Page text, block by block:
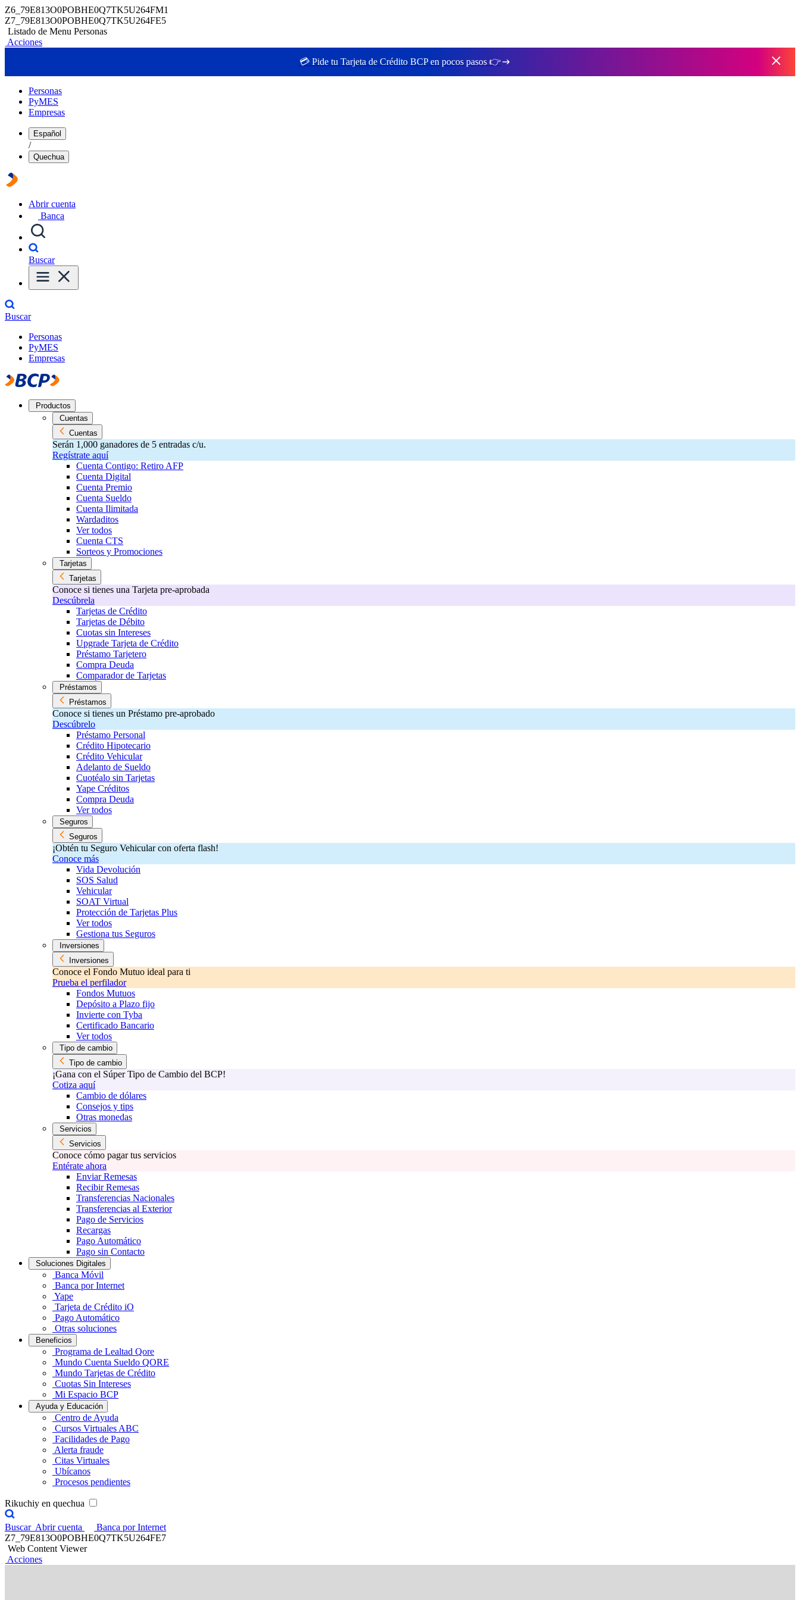
Z6_79E813O0POBHE0Q7TK5U264FM1
Z7_79E813O0POBHE0Q7TK5U264FE5
Listado de Menu Personas
Acciones
💳 Pide tu Tarjeta de Crédito BCP en pocos pasos 👉
Personas
PyMES
Empresas
Español
/
Quechua
Abrir cuenta
Banca
Buscar
Buscar
Personas
PyMES
Empresas
Productos
Cuentas
Cuentas
Serán 1,000 ganadores de 5 entradas c/u.
Regístrate aquí
Cuenta Contigo: Retiro AFP
Cuenta Digital
Cuenta Premio
Cuenta Sueldo
Cuenta Ilimitada
Wardaditos
Ver todos
Cuenta CTS
Sorteos y Promociones
Tarjetas
Tarjetas
Conoce si tienes una Tarjeta pre-aprobada
Descúbrela
Tarjetas de Crédito
Tarjetas de Débito
Cuotas sin Intereses
Upgrade Tarjeta de Crédito
Préstamo Tarjetero
Compra Deuda
Comparador de Tarjetas
Préstamos
Préstamos
Conoce si tienes un Préstamo pre-aprobado
Descúbrelo
Préstamo Personal
Crédito Hipotecario
Crédito Vehicular
Adelanto de Sueldo
Cuotéalo sin Tarjetas
Yape Créditos
Compra Deuda
Ver todos
Seguros
Seguros
¡Obtén tu Seguro Vehicular con oferta flash!
Conoce más
Vida Devolución
SOS Salud
Vehicular
SOAT Virtual
Protección de Tarjetas Plus
Ver todos
Gestiona tus Seguros
Inversiones
Inversiones
Conoce el Fondo Mutuo ideal para ti
Prueba el perfilador
Fondos Mutuos
Depósito a Plazo fijo
Invierte con Tyba
Certificado Bancario
Ver todos
Tipo de cambio
Tipo de cambio
¡Gana con el Súper Tipo de Cambio del BCP!
Cotiza aquí
Cambio de dólares
Consejos y tips
Otras monedas
Servicios
Servicios
Conoce cómo pagar tus servicios
Entérate ahora
Enviar Remesas
Recibir Remesas
Transferencias Nacionales
Transferencias al Exterior
Pago de Servicios
Recargas
Pago Automático
Pago sin Contacto
Soluciones Digitales
Banca Móvil
Banca por Internet
Yape
Tarjeta de Crédito iO
Pago Automático
Otras soluciones
Beneficios
Programa de Lealtad Qore
Mundo Cuenta Sueldo QORE
Mundo Tarjetas de Crédito
Cuotas Sin Intereses
Mi Espacio BCP
Ayuda y Educación
Centro de Ayuda
Cursos Virtuales ABC
Facilidades de Pago
Alerta fraude
Citas Virtuales
Ubícanos
Procesos pendientes
Rikuchiy en quechua
Buscar Abrir cuenta
Banca por Internet
Z7_79E813O0POBHE0Q7TK5U264FE7
Web Content Viewer
Acciones